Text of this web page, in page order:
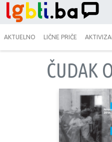
AKTUELNO LIČNE PRIČE
ČUDAK